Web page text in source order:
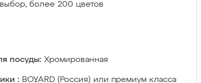
более 200 цветов
посуды: Хромированная
: BOYARD (Россия) или премиум класса